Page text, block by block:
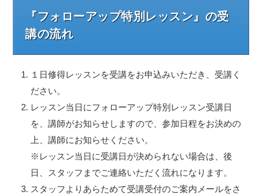
『フォローアップ特別レッスン』の受
講の流れ
１日修得レッスンを受講をお申込みいただき、受講く
ださい。
レッスン当日にフォローアップ特別レッスン受講日
を、講師がお知らせしますので、参加日程をお決めの
上、講師にお知らせください。
※レッスン当日に受講日が決められない場合は、後
日、スタッフまでご連絡いただく流れになります。
スタッフよりあらためて受講受付のご案内メールをさ